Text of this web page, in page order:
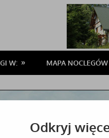
W: MAPA NOCLEGÓW
Odkryj